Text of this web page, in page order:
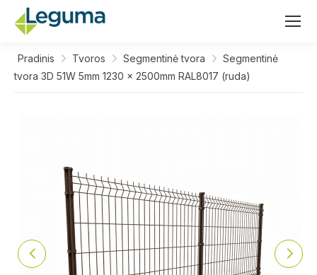
Pradinis Tvoros Segmentinė tvora
Segmentinė
tvora 3D 51W 5mm 1230 x 2500mm RAL8017 (ruda)